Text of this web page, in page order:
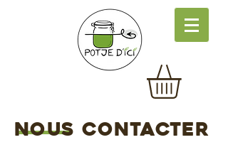
Nous contacter